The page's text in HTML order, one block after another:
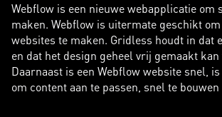
Webflow is een nieuwe webapplicatie om
maken. Webflow is uitermate geschikt om
websites te maken. Gridless houdt in dat
en dat het design geheel vrij gemaakt kan
Daarnaast is een Webflow website snel,
om content aan te passen, snel te